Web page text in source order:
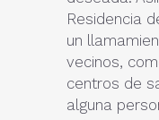
Residencia
un
vecinos,
centros de
alguna